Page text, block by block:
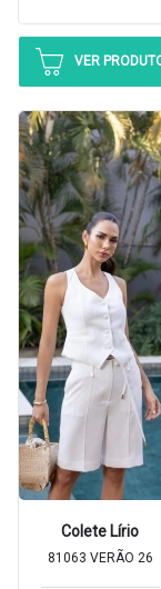
VER
Colete Lírio
81063 VERÃO 26